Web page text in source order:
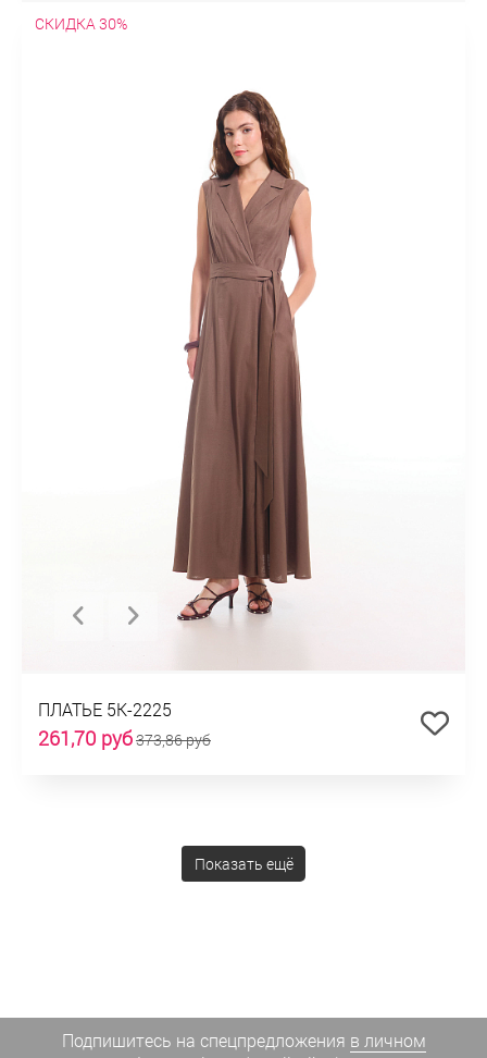
СКИДКА 30%
ПЛАТЬЕ 5К-2225
261,70 руб373,86 руб
Показать ещё
Подпишитесь на спецпредложения в личном